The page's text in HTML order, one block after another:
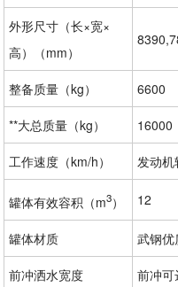
外形尺寸（长×宽×
高）（mm）
整备质量（kg） 6600
**大总质量（kg） 16000
工作速度（km/h） 发动
罐体有效容积（m3） 12
罐体材质 武钢优
前冲洒水宽度 前冲